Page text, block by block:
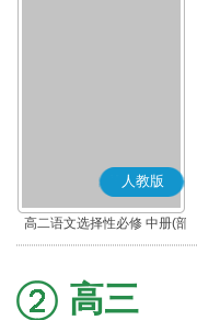
人教版
高二语文选择性必修 中册(部
编版)
高三